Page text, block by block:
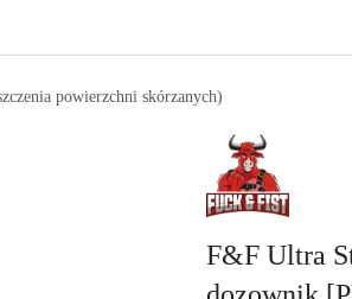
powierzchni skórzanych)
FUCK
FIST
F&F Ultra